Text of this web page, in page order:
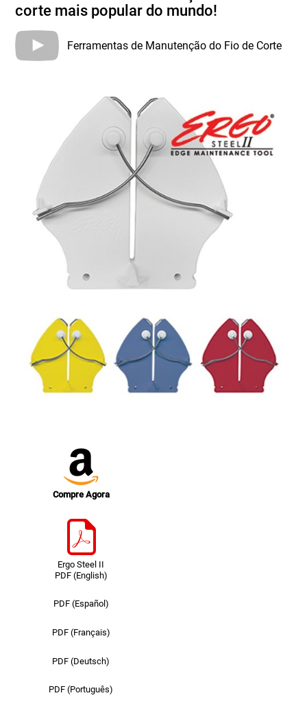
corte mais popular do mundo!
Ferramentas de Manutenção do Fio de Corte
Compre Agora
Ergo Steel II
PDF (English)
PDF (Español)
PDF (Français)
PDF (Deutsch)
PDF (Português)